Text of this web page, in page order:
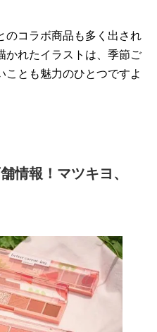
のコラボ商品も多く出され
かれたイラストは、季節ご
ことも魅力のひとつですよ
情報！マツキヨ、